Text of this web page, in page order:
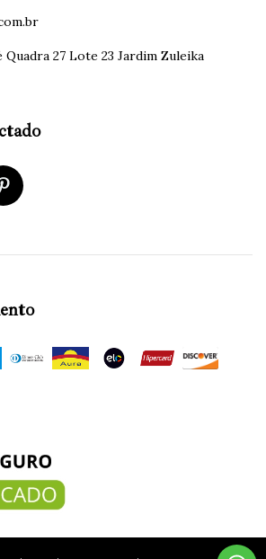
Quadra 27 Lote 23 Jardim Zuleika